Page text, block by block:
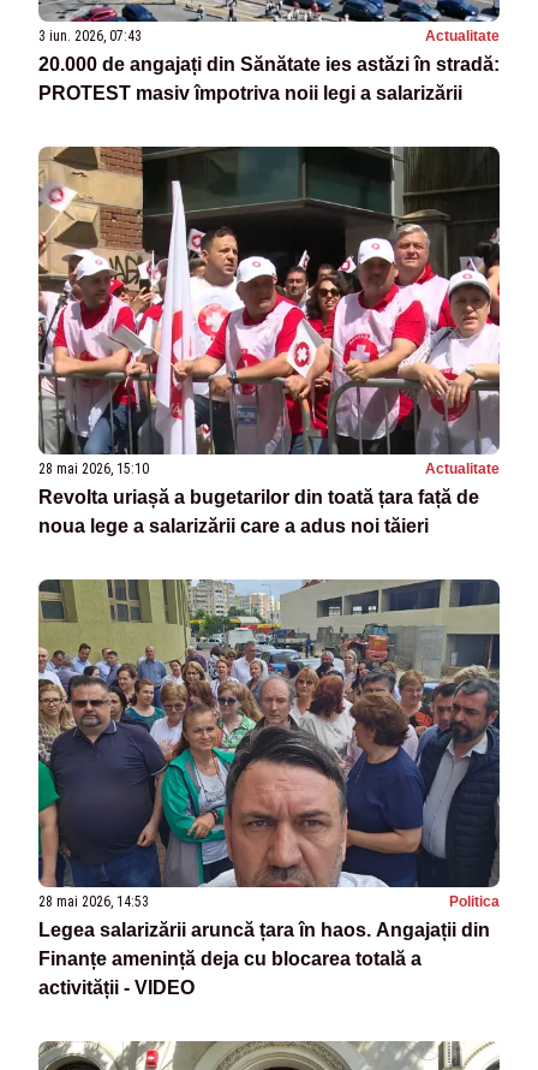
3 iun. 2026, 07:43 Actualitate
20.000 de angajați din Sănătate ies astăzi în stradă:
PROTEST masiv împotriva noii legi a salarizării
28 mai 2026, 15:10 Actualitate
Revolta uriașă a bugetarilor din toată țara față de
noua lege a salarizării care a adus noi tăieri
28 mai 2026, 14:53 Politica
Legea salarizării aruncă țara în haos. Angajații din
Finanțe amenință deja cu blocarea totală a
activității - VIDEO